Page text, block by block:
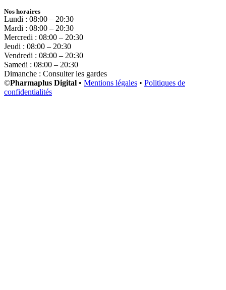
Nos horaires
Lundi : 08:00 – 20:30
Mardi : 08:00 – 20:30
Mercredi : 08:00 – 20:30
Jeudi : 08:00 – 20:30
Vendredi : 08:00 – 20:30
Samedi : 08:00 – 20:30
Dimanche : Consulter les gardes
©Pharmaplus Digital • Mentions légales • Politiques de
confidentialités